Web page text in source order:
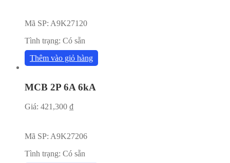
Mã SP: A9K27120
Tình trạng: Có sẵn
Thêm vào giỏ hàng
MCB 2P 6A 6kA
Giá: 421,300 ₫
Mã SP: A9K27206
Tình trạng: Có sẵn